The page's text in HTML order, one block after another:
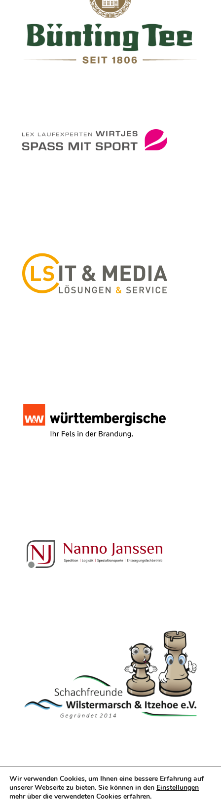
© Schach Open Leer, 2025 |Impressum
Wir verwenden Cookies, um Ihnen eine bessere Erfahrung auf
unserer Webseite zu bieten. Sie können in den Einstellungen
mehr über die verwendeten Cookies erfahren.